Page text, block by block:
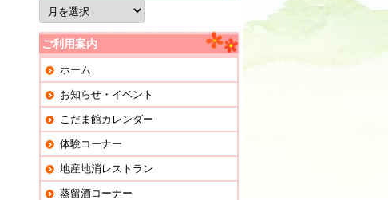
過
去
の
記
事
ご利用案内
ホーム
お知らせ・イベント
こだま館カレンダー
体験コーナー
地産地消レストラン
蒸留酒コーナー